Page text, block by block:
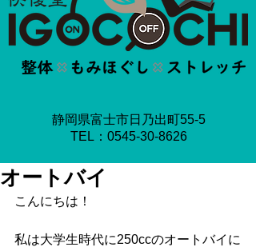
静岡県富士市日乃出町55-5
​TEL：0545-30-8626
オートバイ
こんにちは！
私は大学生時代に250ccのオートバイに